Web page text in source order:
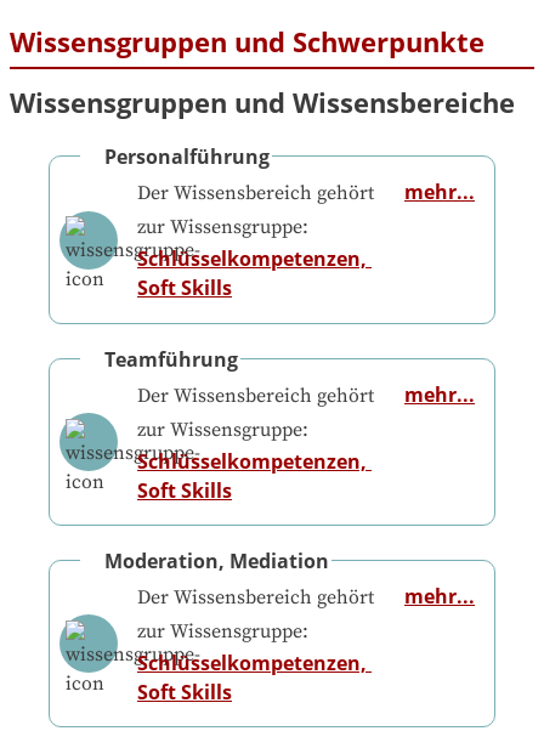
Wissensgruppen und Schwerpunkte
Wissensgruppen und Wissensbereiche
Personalführung
Der Wissensbereich gehört
zur Wissensgruppe:
Schlüsselkompetenzen,
Soft Skills
mehr...
Teamführung
Der Wissensbereich gehört
zur Wissensgruppe:
Schlüsselkompetenzen,
Soft Skills
mehr...
Moderation, Mediation
Der Wissensbereich gehört
zur Wissensgruppe:
Schlüsselkompetenzen,
Soft Skills
mehr...